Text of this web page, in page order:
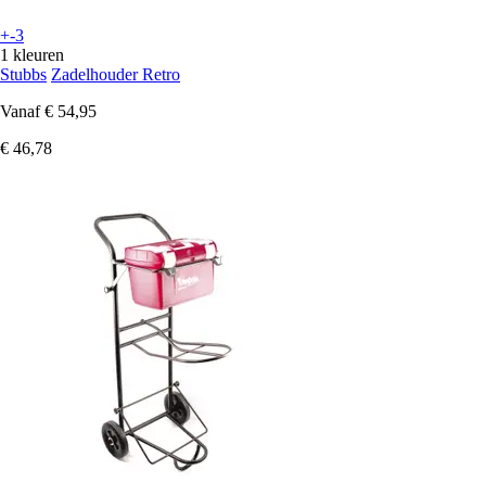
+-3
1 kleuren
Stubbs Zadelhouder Retro
Vanaf € 54,95
€ 46,78